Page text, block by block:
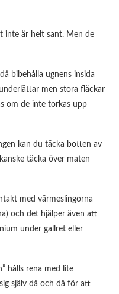
inte är helt sant. Men de
bibehålla ugnens insida
men stora fläckar
om de inte torkas upp
kan du täcka botten av
täcka över maten
med värmeslingorna
och det hjälper även att
under gallret eller
hålls rena med lite
själv då och då för att